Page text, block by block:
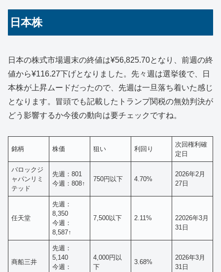
日本株
日本の株式市場週末の終値は¥56,825.70となり、前週の終
値から¥116.27下げとなりました。先々週は選挙後で、日
本株が上昇ムードだったので、先週は一旦落ち着いた感じ
となります。冒頭でも記載したトランプ関税の無効判決が
どう影響するか今後の動向は要チェックですね。
銘柄 株価 狙い 利回り
次回権利確
定日
バロックジ
ャパンリミ
テッド
先週：801
今週：808↑
750円以下 4.70%
2026年2月
27日
任天堂
先週：
8,350
今週：
8,587↑
7,500以下 2.11%
22026年3月
31日
商船三井
先週：
5,140
今週：
4,000円以
下
3.68%
2026年3月
31日